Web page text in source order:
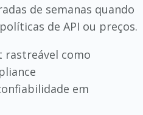
de semanas quando
de API ou preços.
rastreável como
em